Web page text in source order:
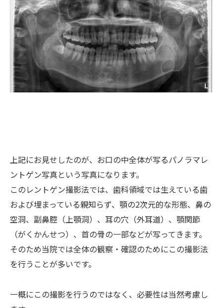
上記にお見せしたのが、お口の中全体が写るパノラマレ
ントゲン写真という写真になります。
このレントゲン撮影法では、歯科領域では生えている歯
および埋まっている親知らず、顎の2次元的な形態、鼻の
空洞、副鼻腔（上顎洞）、耳の穴（外耳道）、顎関節
（がくかんせつ）、首の骨の一部などが写ってきます。
そのため当院では全体の観察・確認のためにこの撮影法
を行うことが多いです。
一概にこの撮影を行うのではなく、必要性は当然考慮し